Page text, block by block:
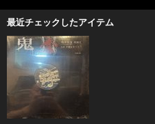
最近チェックしたアイテム